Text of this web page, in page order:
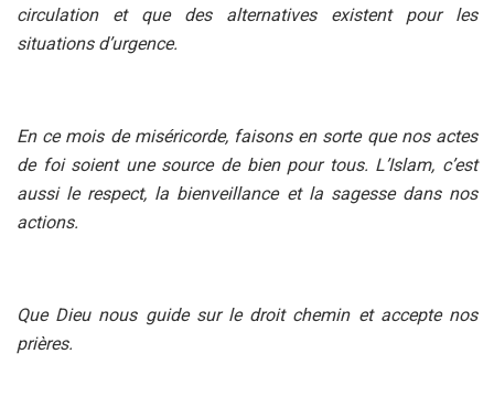
circulation et que des alternatives existent pour les
situations d’urgence.
En ce mois de miséricorde, faisons en sorte que nos actes
de foi soient une source de bien pour tous. L’Islam, c’est
aussi le respect, la bienveillance et la sagesse dans nos
actions.
Que Dieu nous guide sur le droit chemin et accepte nos
prières.